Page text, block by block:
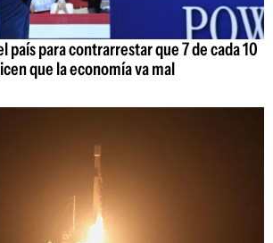
país para contrarrestar que 7 de cada 10
que la economía va mal